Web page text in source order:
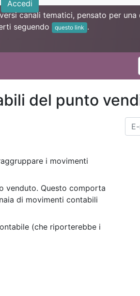
Accedi
canali tematici, pensato per
seguendo
questo link .
del punto
i movimenti
venduto. Questo comporta
di movimenti contabili
(che riporterebbe i